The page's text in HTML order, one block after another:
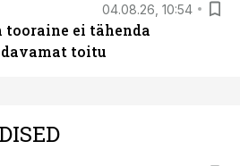
04.08.26, 10:54
tooraine ei tähenda
toitu